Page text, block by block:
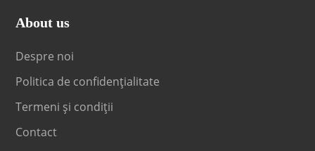
About us
Despre noi
Politica de confidențialitate
Termeni și condiții
Contact